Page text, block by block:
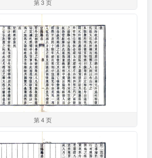
第 3 页
第 4 页